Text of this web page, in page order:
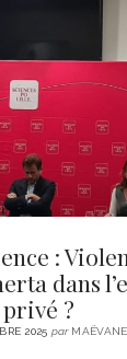
:
dans
privé ?
2025 par